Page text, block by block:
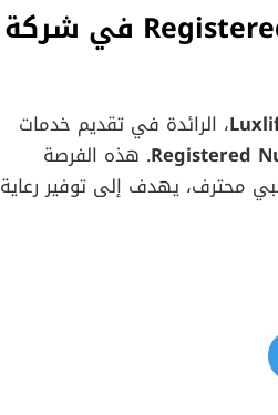
: Registered Nurse في شركة
، الرائدة في تقديم خدمات
Registered. هذه الفرصة
محترف، يهدف إلى توفير رعاية